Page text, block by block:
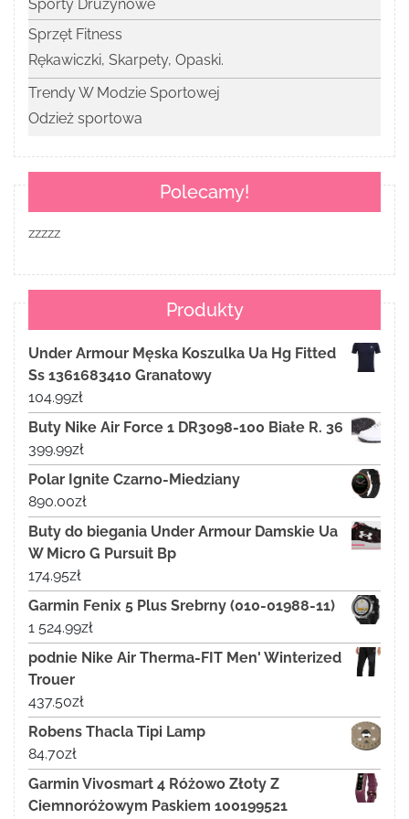
Sporty Drużynowe
Sprzęt Fitness
Rękawiczki, Skarpety, Opaski.
Trendy W Modzie Sportowej
Odzież sportowa
Polecamy!
zzzzz
Produkty
Under Armour Męska Koszulka Ua Hg Fitted
Ss 1361683410 Granatowy
104.99zł
Buty Nike Air Force 1 DR3098-100 Białe R. 36
399.99zł
Polar Ignite Czarno-Miedziany
890.00zł
Buty do biegania Under Armour Damskie Ua
W Micro G Pursuit Bp
174.95zł
Garmin Fenix 5 Plus Srebrny (010-01988-11)
1 524.99zł
podnie Nike Air Therma-FIT Men' Winterized
Trouer
437.50zł
Robens Thacla Tipi Lamp
84.70zł
Garmin Vivosmart 4 Różowo Złoty Z
Ciemnoróżowym Paskiem 100199521